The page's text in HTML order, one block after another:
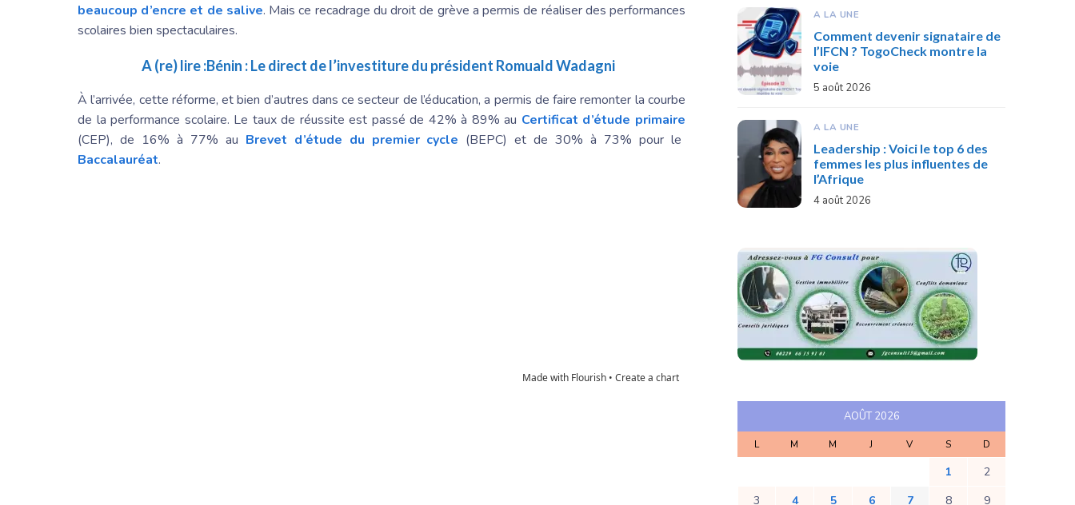
beaucoup d’encre et de salive. Mais ce recadrage du droit de grève a permis de réaliser des performances
scolaires bien spectaculaires.
A (re) lire :Bénin : Le direct de l’investiture du président RomualdWadagni
À l’arrivée, cette réforme, et bien d’autres dans ce secteur de l’éducation, a permis de faire remonter la courbe
de la performance scolaire. Le taux de réussite est passé de 42% à 89% au Certificat d’étude primaire
(CEP), de 16% à 77% au Brevet d’étude du premier cycle (BEPC) et de 30% à 73% pour le
Baccalauréat.
A LA UNE
Comment devenir signataire de
l’IFCN ? TogoCheck montre la
voie
5 août 2026
A LA UNE
Leadership : Voici le top 6 des
femmes les plus influentes de
l’Afrique
4 août 2026
AOÛT 2026
L M M J V S D
1
2
3
4 5 6 7 8
9